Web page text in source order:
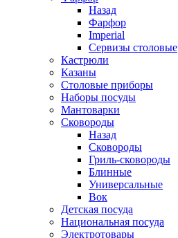
Назад
Фарфор
Imperial
Сервизы столовые
Кастрюли
Казаны
Столовые приборы
Наборы посуды
Мантоварки
Сковороды
Назад
Сковороды
Гриль-сковороды
Блинные
Универсальные
Вок
Детская посуда
Национальная посуда
Электротовары